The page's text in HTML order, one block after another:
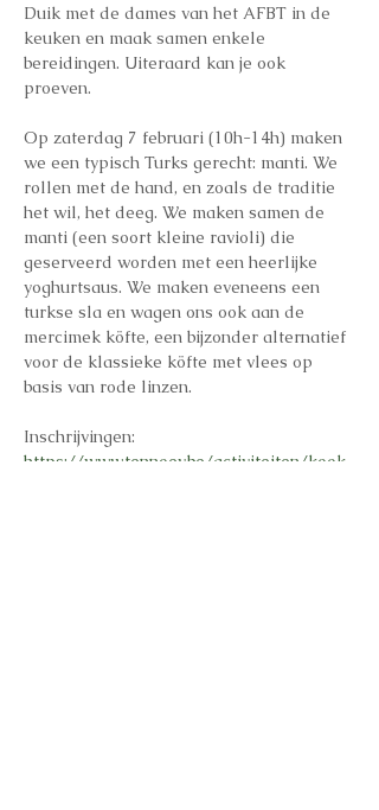
Duik met de dames van het AFBT in de
keuken en maak samen enkele
bereidingen. Uiteraard kan je ook
proeven.
Op zaterdag 7 februari (10h-14h) maken
we een typisch Turks gerecht: manti. We
rollen met de hand, en zoals de traditie
het wil, het deeg. We maken samen de
manti (een soort kleine ravioli) die
geserveerd worden met een heerlijke
yoghurtsaus. We maken eveneens een
turkse sla en wagen ons ook aan de
mercimek köfte, een bijzonder alternatief
voor de klassieke köfte met vlees op
basis van rode linzen.
Inschrijvingen:
https://www.tennoey.be/activiteiten/kook